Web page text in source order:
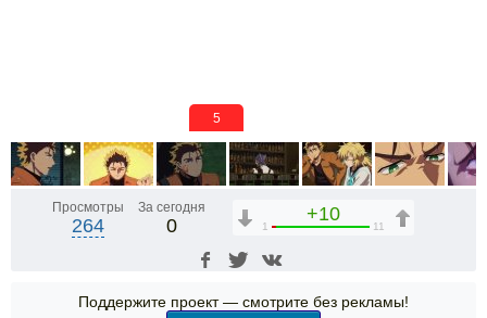
4
Просмотры
264
За сегодня
0
+10
1 11
Поддержите проект — смотрите без рекламы!